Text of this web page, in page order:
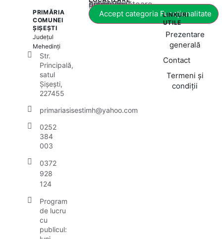
PRIMĂRIA
COMUNEI
ȘIȘEȘTI
Județul
Mehedinți
Str.
Principală,
satul
Șișești,
227455
primariasisestimh@yahoo.com
0252
384
003
0372
928
124
Program
de lucru
cu
publicul:
Acest conținut este blocat până când acceptați categoria corespunzătoare de cookie-uri.
Accept categoria Funcționalitate
LINKURI
UTILE
Prezentare
generală
Contact
Termeni și
condiții